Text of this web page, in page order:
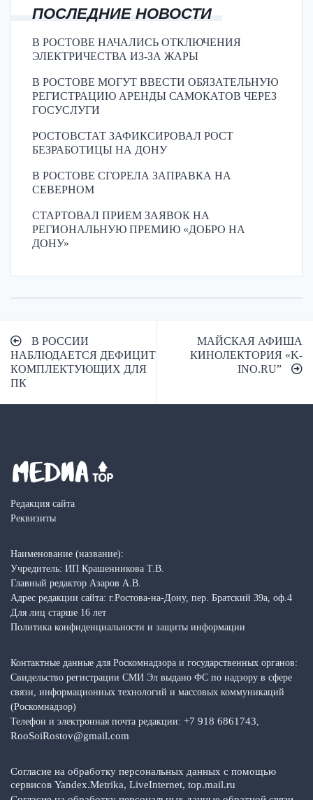
ПОСЛЕДНИЕ НОВОСТИ
В РОСТОВЕ НАЧАЛИСЬ ОТКЛЮЧЕНИЯ
ЭЛЕКТРИЧЕСТВА ИЗ-ЗА ЖАРЫ
В РОСТОВЕ МОГУТ ВВЕСТИ ОБЯЗАТЕЛЬНУЮ
РЕГИСТРАЦИЮ АРЕНДЫ САМОКАТОВ ЧЕРЕЗ
ГОСУСЛУГИ
РОСТОВСТАТ ЗАФИКСИРОВАЛ РОСТ
БЕЗРАБОТИЦЫ НА ДОНУ
В РОСТОВЕ СГОРЕЛА ЗАПРАВКА НА
СЕВЕРНОМ
СТАРТОВАЛ ПРИЕМ ЗАЯВОК НА
РЕГИОНАЛЬНУЮ ПРЕМИЮ «ДОБРО НА
ДОНУ»
Навигация
по
записям
В РОССИИ
НАБЛЮДАЕТСЯ ДЕФИЦИТ
КОМПЛЕКТУЮЩИХ ДЛЯ
ПК
МАЙСКАЯ АФИША
КИНОЛЕКТОРИЯ «K-
INO.RU”
Редакция сайта
Реквизиты
Наименование (название):
Учредитель: ИП Крашенникова Т.В.
Главный редактор Азаров А.В.
Адрес редакции сайта: г.Ростова-на-Дону, пер. Братский 39а, оф.4
Для лиц старше 16 лет
Политика конфиденциальности и защиты информации
Контактные данные для Роскомнадзора и государственных органов:
Свидельство регистрации СМИ Эл выдано ФС по надзору в сфере
связи, информационных технологий и массовых коммуникаций
(Роскомнадзор)
Телефон и электронная почта редакции: +7 918 6861743
RooSoiRostov@gmail.com
Согласие на обработку персональных данных с помощью
сервисов Yandex.Metrika, LiveInternet, top.mail.ru